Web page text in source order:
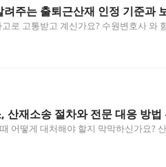
주는 출퇴근산재 인정 기준과
로 고통받고 계신가요? 수원변호사 와
산재소송 절차와 전문 대응 방법
어떻게 대처해야 할지 막막하신가요?
니…